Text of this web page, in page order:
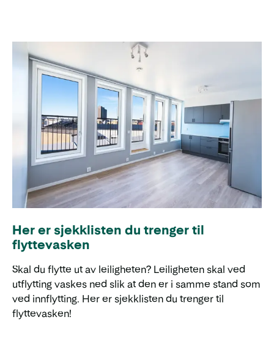
Her er sjekklisten du trenger til
flyttevasken
Skal du flytte ut av leiligheten? Leiligheten skal ved
utflytting vaskes ned slik at den er i samme stand som
ved innflytting. Her er sjekklisten du trenger til
flyttevasken!